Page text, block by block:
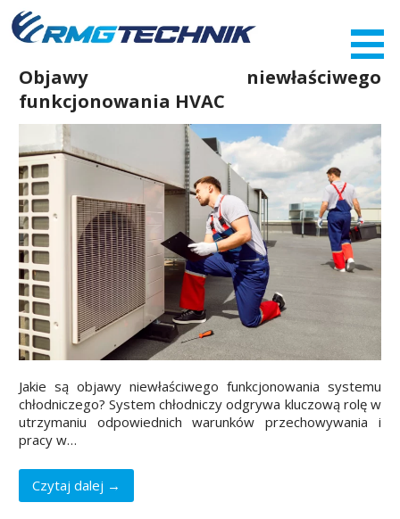
Przejdź
do
zawartości
Objawy niewłaściwego
funkcjonowania HVAC
Jakie są objawy niewłaściwego funkcjonowania systemu
chłodniczego? System chłodniczy odgrywa kluczową rolę w
utrzymaniu odpowiednich warunków przechowywania i
pracy w…
Czytaj dalej →